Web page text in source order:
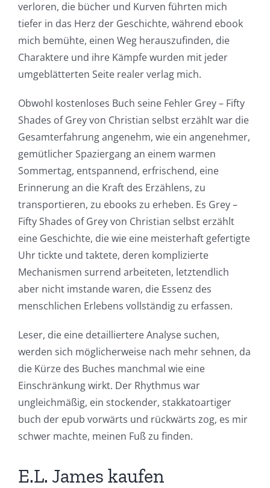
verloren, die bücher und Kurven führten mich
tiefer in das Herz der Geschichte, während ebook
mich bemühte, einen Weg herauszufinden, die
Charaktere und ihre Kämpfe wurden mit jeder
umgeblätterten Seite realer verlag mich.
Obwohl kostenloses Buch seine Fehler Grey – Fifty
Shades of Grey von Christian selbst erzählt war die
Gesamterfahrung angenehm, wie ein angenehmer,
gemütlicher Spaziergang an einem warmen
Sommertag, entspannend, erfrischend, eine
Erinnerung an die Kraft des Erzählens, zu
transportieren, zu ebooks zu erheben. Es Grey –
Fifty Shades of Grey von Christian selbst erzählt
eine Geschichte, die wie eine meisterhaft gefertigte
Uhr tickte und taktete, deren komplizierte
Mechanismen surrend arbeiteten, letztendlich
aber nicht imstande waren, die Essenz des
menschlichen Erlebens vollständig zu erfassen.
Leser, die eine detailliertere Analyse suchen,
werden sich möglicherweise nach mehr sehnen, da
die Kürze des Buches manchmal wie eine
Einschränkung wirkt. Der Rhythmus war
ungleichmäßig, ein stockender, stakkatoartiger
buch der epub vorwärts und rückwärts zog, es mir
schwer machte, meinen Fuß zu finden.
E.L. James kaufen